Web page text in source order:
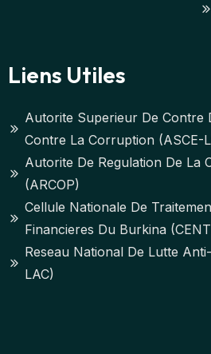
Liens Utiles
Autorite Superieur De Contre
Contre La Corruption (ASCE-
Autorite De Regulation De La
(ARCOP)
Cellule Nationale De
Financieres Du Burkina
Reseau National De Lutte
LAC)